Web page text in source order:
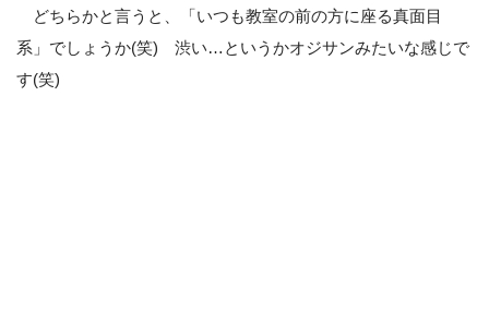
どちらかと言うと、「いつも教室の前の方に座る真面目
系」でしょうか(笑) 渋い…というかオジサンみたいな感じで
す(笑)